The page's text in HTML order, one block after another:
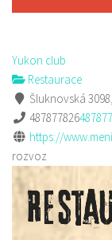
Yukon club
Restaurace
Šluknovská
487877826
https://
rozvoz